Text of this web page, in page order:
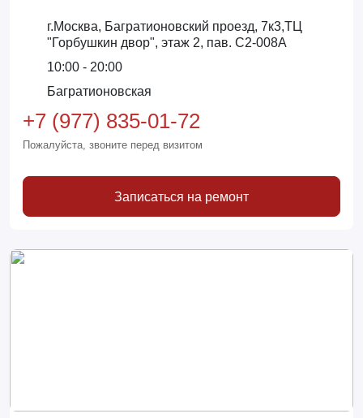
г.Москва, Багратионовский проезд, 7к3,ТЦ
"Горбушкин двор", этаж 2, пав. С2-008А
10:00 - 20:00
Багратионовская
+7 (977) 835-01-72
Пожалуйста, звоните перед визитом
Записаться на ремонт